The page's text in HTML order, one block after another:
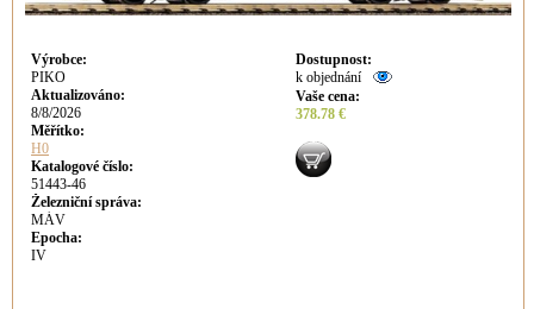
Výrobce:
PIKO
Aktualizováno:
8/8/2026
Měřítko:
H0
Katalogové číslo:
51443-46
Železniční správa:
MÁV
Epocha:
IV
Dostupnost:
k objednání
Vaše cena:
378.78 €